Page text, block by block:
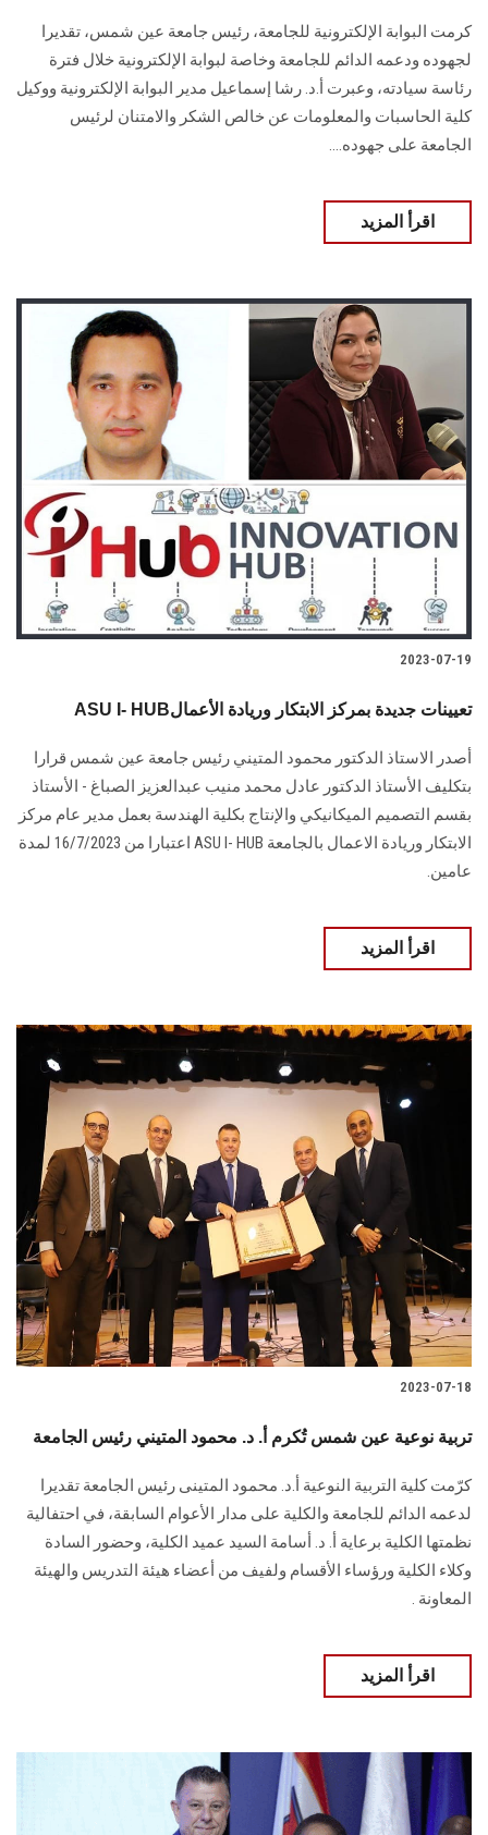
كرمت البوابة الإلكترونية للجامعة، رئيس جامعة عين شمس، تقديرا
لجهوده ودعمه الدائم للجامعة وخاصة لبوابة الإلكترونية خلال فترة
رئاسة سيادته، وعبرت أ.د. رشا إسماعيل مدير البوابة الإلكترونية ووكيل
كلية الحاسبات والمعلومات عن خالص الشكر والامتنان لرئيس
الجامعة على جهوده....
اقرأ المزيد
2023-07-19
ASU I- HUBتعيينات جديدة بمركز الابتكار وريادة الأعمال
أصدر الاستاذ الدكتور محمود المتيني رئيس جامعة عين شمس قرارا
بتكليف الأستاذ الدكتور عادل محمد منيب عبدالعزيز الصباغ - الأستاذ
بقسم التصميم الميكانيكي والإنتاج بكلية الهندسة بعمل مدير عام مركز
الابتكار وريادة الاعمال بالجامعة ASU I- HUB اعتبارا من 16/7/2023 لمدة
عامين.
اقرأ المزيد
2023-07-18
تربية نوعية عين شمس تُكرم أ. د. محمود المتيني رئيس الجامعة
كرّمت كلية التربية النوعية أ.د. محمود المتينى رئيس الجامعة تقديرا
لدعمه الدائم للجامعة والكلية على مدار الأعوام السابقة، في احتفالية
نظمتها الكلية برعاية أ. د. أسامة السيد عميد الكلية، وحضور السادة
وكلاء الكلية ورؤساء الأقسام ولفيف من أعضاء هيئة التدريس والهيئة
المعاونة .
اقرأ المزيد